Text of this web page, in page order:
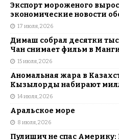
Экспорт мороженого
экономические новости
17 июля, 2026
Димаш собрал десятки
Чан снимает фильм в
15 июля, 2026
Аномальная жара в
Кызылорды набирают
14 июля, 2026
Аральское море
8 июля, 2026
Пулишич не спас Америку: